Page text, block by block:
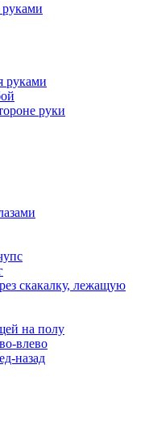
руками
руки
скакалку, лежащую
на полу
влево
назад